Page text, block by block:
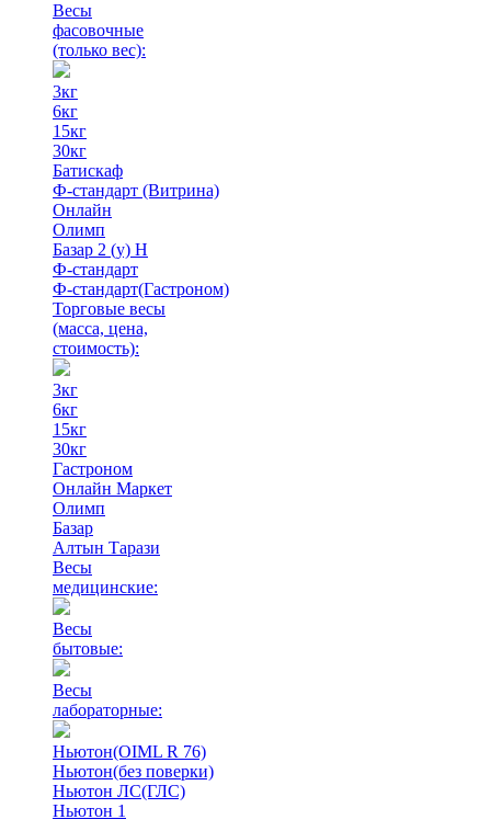
Весы
фасовочные
(только вес):
3кг
6кг
15кг
30кг
Батискаф
Ф-стандарт (Витрина)
Онлайн
Олимп
Базар 2 (у) Н
Ф-стандарт
Ф-стандарт(Гастроном)
Торговые весы
(масса, цена,
стоимость):
3кг
6кг
15кг
30кг
Гастроном
Онлайн Маркет
Олимп
Базар
Алтын Тарази
Весы
медицинские:
Весы
бытовые:
Весы
лабораторные:
Ньютон(OIML R 76)
Ньютон(без поверки)
Ньютон ЛС(ГЛС)
Ньютон 1